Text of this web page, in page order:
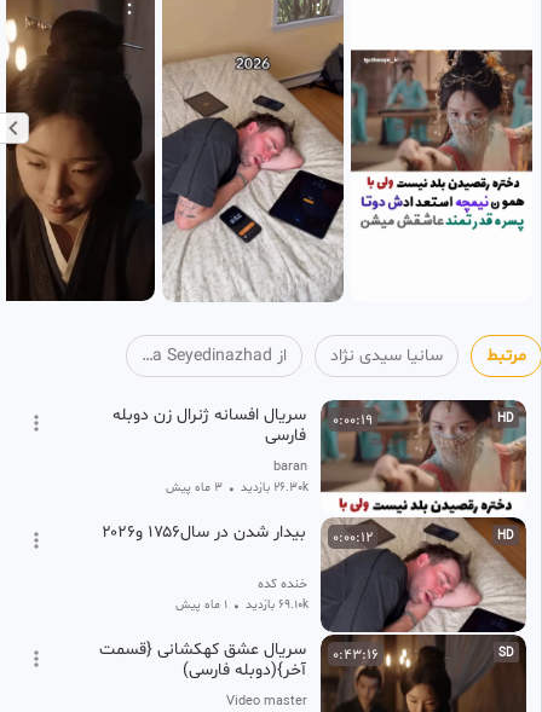
مرتبط سانیا سیدی نژاد از Saniya Seyedinazhad
HD
0:00:19
سریال افسانه ژنرال زن دوبله
فارسی
baran
26.30k بازدید • 3 ماه پیش
HD
0:00:12 بیدار شدن در سال۱۷۵۶ و۲۰۲۶
خنده کده
69.10k بازدید • 1 ماه پیش
SD
0:43:16
سریال عشق کهکشانی {قسمت
آخر}(دوبله فارسی)
Video master